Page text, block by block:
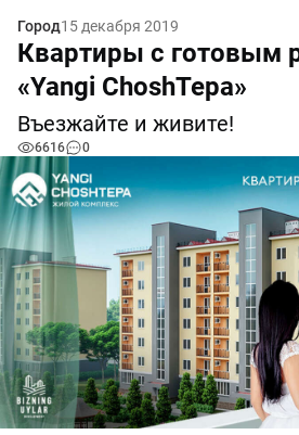
Город15 декабря 2019
Квартиры с готовым
«Yangi ChoshTepa»
Въезжайте и живите!
6616 0